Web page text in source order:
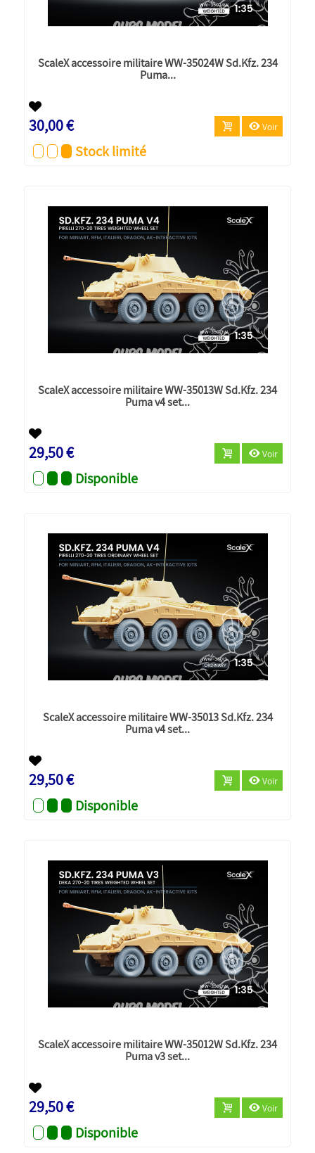
ScaleX accessoire militaire WW-35024W Sd.Kfz. 234
Puma...
30,00 € Voir
Stock limité
ScaleX accessoire militaire WW-35013W Sd.Kfz. 234
Puma v4 set...
29,50 € Voir
Disponible
ScaleX accessoire militaire WW-35013 Sd.Kfz. 234
Puma v4 set...
29,50 € Voir
Disponible
ScaleX accessoire militaire WW-35012W Sd.Kfz. 234
Puma v3 set...
29,50 € Voir
Disponible